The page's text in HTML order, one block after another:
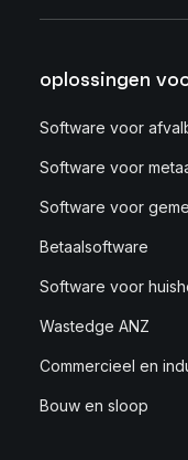
oplossingen
Software voor
Software voor
Software voor
Betaalsoftware
Software voor
Wastedge ANZ
Commercieel en
Bouw en sloop